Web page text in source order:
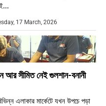
17 March, 2026
আর সীমিত নেই গুলশান-বনানী
এলাকার মার্কেটে যখন উপচে পড়া